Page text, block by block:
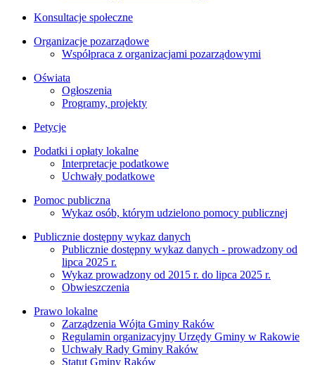
Konsultacje społeczne
Organizacje pozarządowe
Współpraca z organizacjami pozarządowymi
Oświata
Ogłoszenia
Programy, projekty
Petycje
Podatki i opłaty lokalne
Interpretacje podatkowe
Uchwały podatkowe
Pomoc publiczna
Wykaz osób, którym udzielono pomocy publicznej
Publicznie dostępny wykaz danych
Publicznie dostępny wykaz danych - prowadzony od
lipca 2025 r.
Wykaz prowadzony od 2015 r. do lipca 2025 r.
Obwieszczenia
Prawo lokalne
Zarządzenia Wójta Gminy Raków
Regulamin organizacyjny Urzędy Gminy w Rakowie
Uchwały Rady Gminy Raków
Statut Gminy Raków